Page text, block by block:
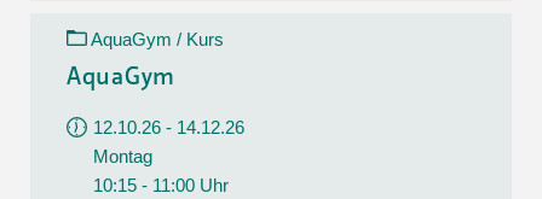
AquaGym / Kurs
AquaGym
12.10.26 - 14.12.26
Montag
10:15 - 11:00 Uhr